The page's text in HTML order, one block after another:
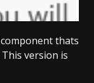
thats
version is